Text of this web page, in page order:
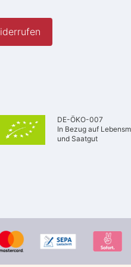
DE-ÖKO-007
In Bezug auf
und Saatgut